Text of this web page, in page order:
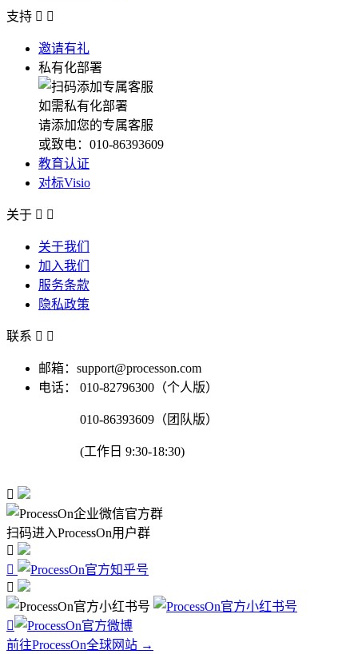
支持  
邀请有礼
私有化部署
如需私有化部署
请添加您的专属客服
或致电：010-86393609
教育认证
对标Visio
关于  
关于我们
加入我们
服务条款
隐私政策
联系  
邮箱：support@processon.com
电话：
010-82796300（个人版）
010-86393609（团队版）
(工作日 9:30-18:30)

扫码进入ProcessOn用户群




前往ProcessOn全球网站 →